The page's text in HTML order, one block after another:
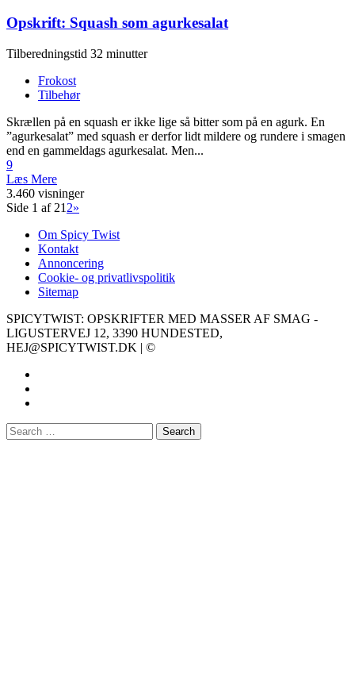
Opskrift: Squash som agurkesalat
Tilberedningstid 32 minutter
Frokost
Tilbehør
Skrællen på en squash er ikke lige så bitter som på en agurk. En
”agurkesalat” med squash er derfor lidt mildere og rundere i smagen
end en gammeldags agurkesalat. Men...
9
Læs Mere
3.460 visninger
Side 1 af 21 2»
Om Spicy Twist
Kontakt
Annoncering
Cookie- og privatlivspolitik
Sitemap
SPICYTWIST: OPSKRIFTER MED MASSER AF SMAG -
LIGUSTERVEJ 12, 3390 HUNDESTED,
HEJ@SPICYTWIST.DK | ©